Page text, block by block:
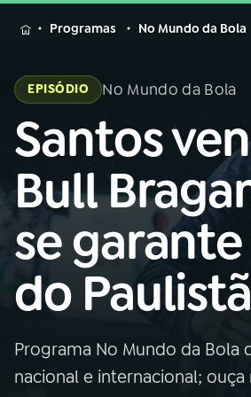
MENU
Buscar
na
Rádio
Nacional
AO VIVO
INÍCIO
02A RÁDIO
03PROGRAMAÇÃO
na
Rádio
Programas No Mundo da Bola
EPISÓDIO No Mundo da Bola
Santos
Bull
se
do
Programa No Mundo da Bola
nacional e internacional; ouça